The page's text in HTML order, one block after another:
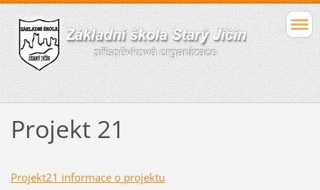
Projekt 21
Projekt21 informace o projektu